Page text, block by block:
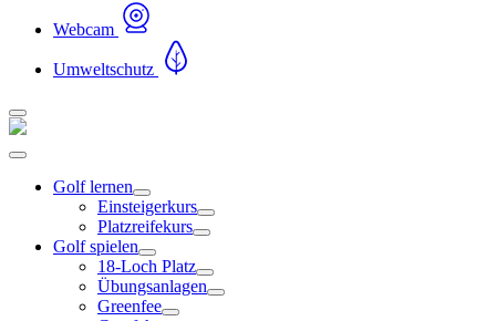
Webcam
Umweltschutz
Golf lernen
Einsteigerkurs
Platzreifekurs
Golf spielen
18-Loch Platz
Übungsanlagen
Greenfee